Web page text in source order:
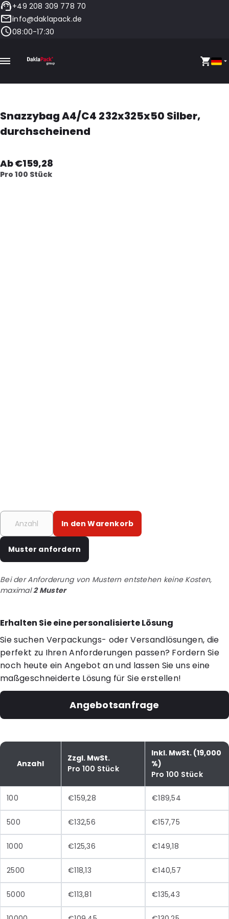
+49 208 309 778 70
info@daklapack.de
08:00-17:30
Snazzybag A4/C4 232x325x50 Silber,
durchscheinend
Ab €159,28
Pro 100 Stück
In den Warenkorb
Muster anfordern
Bei der Anforderung von Mustern entstehen keine Kosten,
maximal2 Muster
Erhalten Sie eine personalisierte Lösung
Sie suchen Verpackungs- oder Versandlösungen, die
perfekt zu Ihren Anforderungen passen? Fordern Sie
noch heute ein Angebot an und lassen Sie uns eine
maßgeschneiderte Lösung für Sie erstellen!
Angebotsanfrage
Anzahl
Zzgl. MwSt.
Pro 100 Stück
Inkl. MwSt. (19,000
%)
Pro 100 Stück
100 €159,28 €189,54
500 €132,56 €157,75
1000 €125,36 €149,18
2500 €118,13 €140,57
5000 €113,81 €135,43